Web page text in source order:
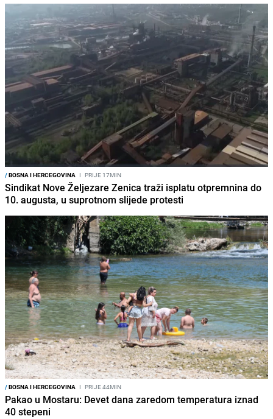
/BOSNA I HERCEGOVINA I PRIJE 17MIN
Sindikat Nove Željezare Zenica traži isplatu otpremnina do
10. augusta, u suprotnom slijede protesti
/BOSNA I HERCEGOVINA I PRIJE 44MIN
Pakao u Mostaru: Devet dana zaredom temperatura iznad
40 stepeni